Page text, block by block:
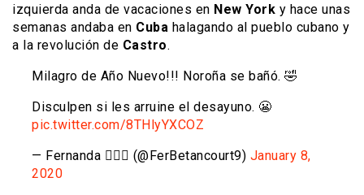
izquierda anda de vacaciones en New York y hace unas
semanas andaba en Cuba halagando al pueblo cubano y
a la revolución de Castro.
Milagro de Año Nuevo!!! Noroña se bañó. 🤣
Disculpen si les arruine el desayuno. 😬
pic.twitter.com/8THlyYXCOZ
— Fernanda 🙋🏻‍♀️ (@FerBetancourt9) January 8,
2020